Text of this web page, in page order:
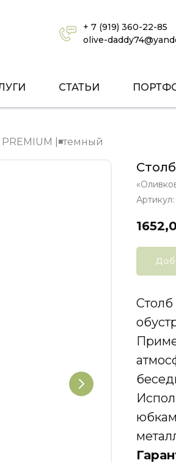
+ 7 (919) 360-22-85
olive-
СТАТЬИ
|◾темный
Артикул: